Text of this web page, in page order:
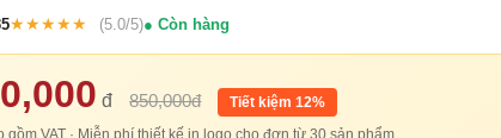
★★★★★ (5.0/5) Còn hàng
đ 850,000đ
Tiết kiệm 12%
gồm VAT · Miễn phí thiết kế in logo cho đơn từ 30 sản phẩm